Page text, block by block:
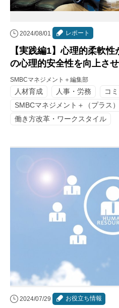
2024/08/01 レポート
【実践編1】心理的柔軟
の心理的安全性を向上さ
SMBCマネジメント＋編集部
人材育成 人事・労務
コ
SMBCマネジメント＋（プラス）
働き方改革・ワークスタイル
2024/07/29 お役立ち情報